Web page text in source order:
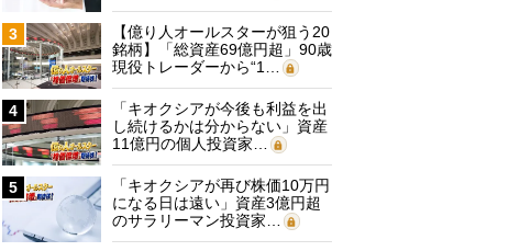
3
【億り人オールスターが狙う20
銘柄】「総資産69億円超」90歳
現役トレーダーから“1…
4
「キオクシアが今後も利益を出
し続けるかは分からない」資産
11億円の個人投資家…
5
「キオクシアが再び株価10万円
になる日は遠い」資産3億円超
のサラリーマン投資家…